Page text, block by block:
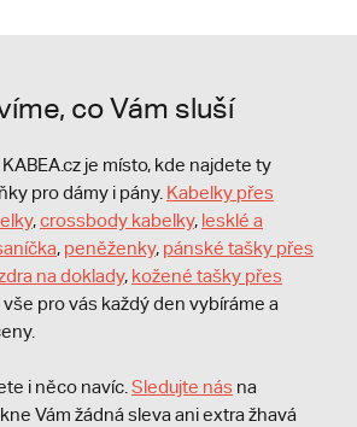
co Vám sluší
je místo, kde najdete ty
pro dámy i pány. Kabelky přes
,crossbody kabelky, lesklé a
, peněženky, pánské tašky přes
na doklady, kožené tašky přes
vše pro vás každý den vybíráme a
i něco navíc. Sledujte nás na
Vám žádná sleva ani extra žhavá